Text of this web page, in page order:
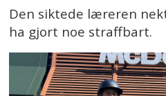
Den siktede læreren
ha gjort noe straffbart.